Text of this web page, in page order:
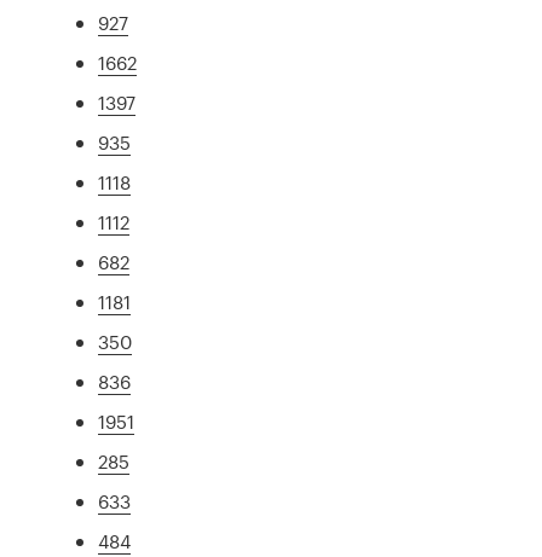
927
1662
1397
935
1118
1112
682
1181
350
836
1951
285
633
484